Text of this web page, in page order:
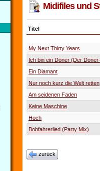
Midifiles und
Titel
My Next Thirty Years
Ich bin ein Döner (Der
Ein Diamant
Nur noch kurz die Welt retten
Am seidenen Faden
Keine Maschine
Hoch
Bobfahrerlied (Party Mix)
zurück